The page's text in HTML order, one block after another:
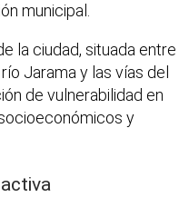
municipal.
la ciudad, situada entre
Jarama y las vías del
de vulnerabilidad en
y